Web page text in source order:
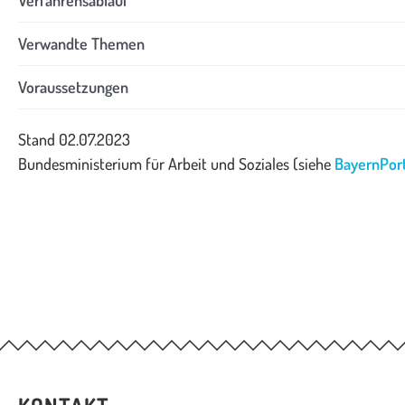
Verwandte Themen
Voraussetzungen
Stand 02.07.2023
Bundesministerium für Arbeit und Soziales (siehe